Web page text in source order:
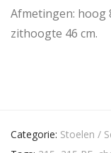
Afmetingen: hoog
zithoogte 46 cm.
Categorie: Stoelen /